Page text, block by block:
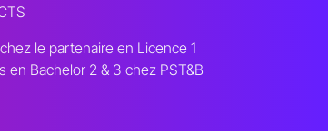
le partenaire en Licence 1
en Bachelor 2 & 3 chez PST&B